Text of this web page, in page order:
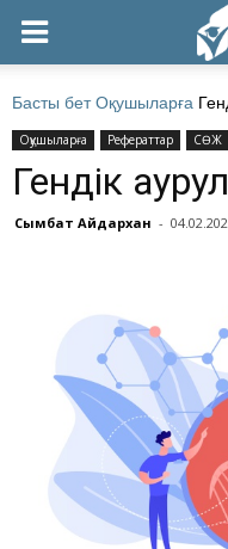
Басты бет Оқушыларға
Оқушыларға Рефераттар СӨЖ
Гендік
Сымбат Айдархан -